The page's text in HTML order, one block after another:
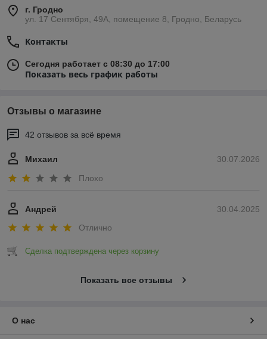
г. Гродно
ул. 17 Сентября, 49А, помещение 8, Гродно, Беларусь
Контакты
Сегодня работает с 08:30 до 17:00
Показать весь график работы
Отзывы о магазине
42 отзывов за всё время
30.07.2026
Михаил
Плохо
30.04.2025
Андрей
Отлично
Сделка подтверждена через корзину
Показать все отзывы
О нас